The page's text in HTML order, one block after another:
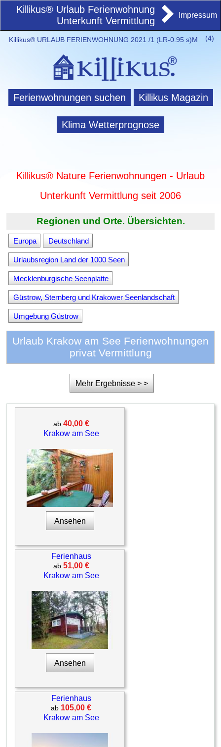
Killikus® Urlaub Ferienwohnung
Unterkunft Vermittlung
Impressum
(4)
Killikus® URLAUB FERIENWOHNUNG 2021 /1 (LR-0.95 s)M
Ferienwohnungen suchen Killikus Magazin
Klima Wetterprognose
Killikus® Nature Ferienwohnungen - Urlaub
Unterkunft Vermittlung seit 2006
Regionen und Orte. Übersichten.
Europa Deutschland
Urlaubsregion Land der 1000 Seen
Mecklenburgische Seenplatte
Güstrow, Sternberg und Krakower Seenlandschaft
Umgebung Güstrow
Urlaub Krakow am See Ferienwohnungen
privat Vermittlung
Mehr Ergebnisse > >
ab 40,00 €
Krakow am See
Ansehen
Ferienhaus
ab 51,00 €
Krakow am See
Ansehen
Ferienhaus
ab 105,00 €
Krakow am See